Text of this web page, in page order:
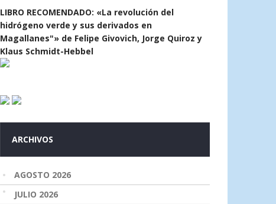
LIBRO RECOMENDADO: «La revolución del
hidrógeno verde y sus derivados en
Magallanes"» de Felipe Givovich, Jorge Quiroz y
Klaus Schmidt-Hebbel
ARCHIVOS
AGOSTO 2026
JULIO 2026